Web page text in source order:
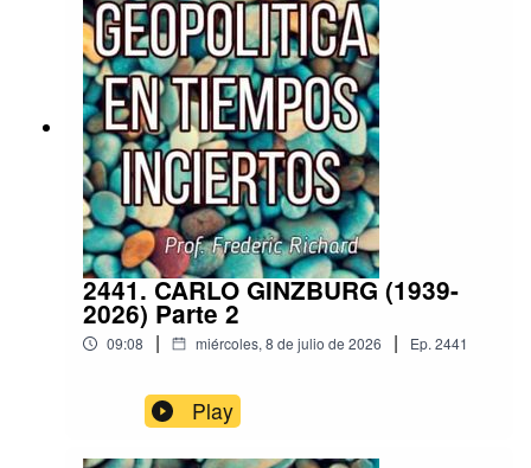
2441. CARLO GINZBURG (1939-
2026) Parte 2
09:08 | miércoles, 8 de julio de 2026 | Ep. 2441
Play